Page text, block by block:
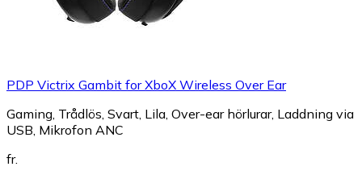
PDP Victrix Gambit for XboX Wireless Over Ear
Gaming, Trådlös, Svart, Lila, Over-ear hörlurar, Laddning via
USB, Mikrofon ANC
fr.